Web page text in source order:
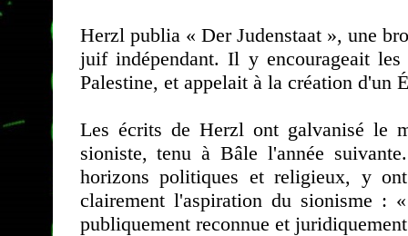
Herzl publia « Der Judenstaat », une
juif indépendant. Il y encourageait
Palestine, et appelait à la création d'un
Les écrits de Herzl ont galvanisé le
sioniste, tenu à Bâle l'année
horizons politiques et religieux, y
clairement l'aspiration du sionisme :
publiquement reconnue et